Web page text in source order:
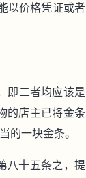
以价格凭证或者
即二者均应该是
的店主已将金条
的一块金条。
八十五条之，提